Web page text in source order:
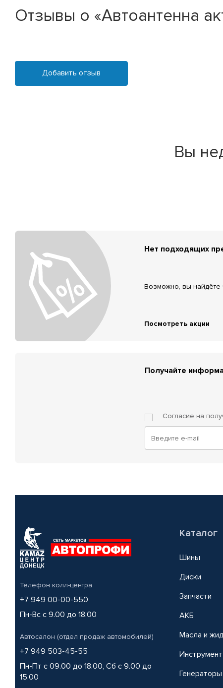
Отзывы о «Автоантенна
Добавить отзыв
Вы
Нет подходящих
Возможно, вы найдёте
Посмотреть акции
Получайте
Согласие на
Телефон колл-центра
+7 949 00-00-550
Пн-Вс с 9.00 до 18.00
Автосалон (отдел продаж автомобилей)
+7 949 503-45-55
Пн-Пт с 09.00 до 18.00, Сб с 9.00 до
15.00
Каталог
Шины
Диски
Запчасти
АКБ
Масла и
Инструмент